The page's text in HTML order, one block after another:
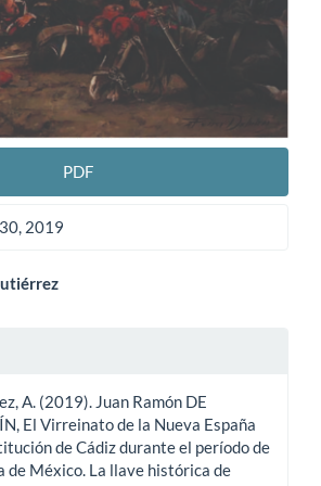
PDF
2019
A. (2019). Juan Ramón DE
El Virreinato de la Nueva España
de Cádiz durante el período de
de México. La llave histórica de